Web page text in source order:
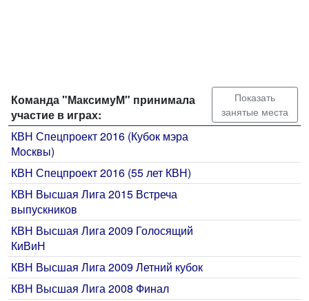
Команда "МаксимуМ" принимала
участие в играх:
Показать
занятые места
КВН Спецпроект 2016 (Кубок мэра
Москвы)
КВН Спецпроект 2016 (55 лет КВН)
КВН Высшая Лига 2015 Встреча
выпускников
КВН Высшая Лига 2009 Голосящий
КиВиН
КВН Высшая Лига 2009 Летний кубок
КВН Высшая Лига 2008 Финал